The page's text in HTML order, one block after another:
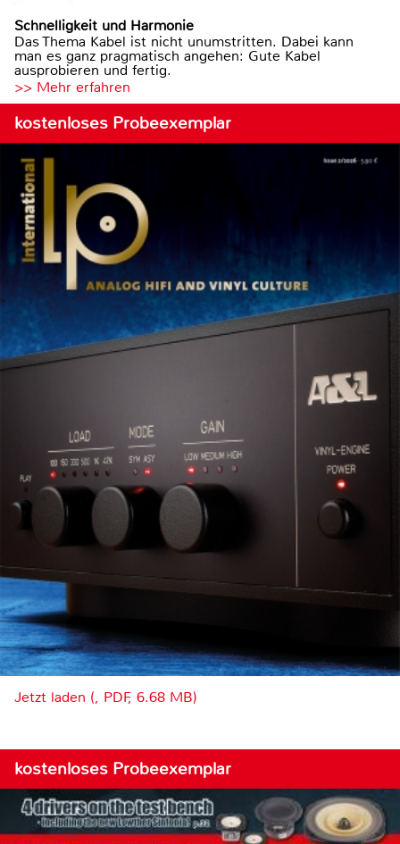
Schnelligkeit und Harmonie
Das Thema Kabel ist nicht unumstritten. Dabei kann
man es ganz pragmatisch angehen: Gute Kabel
ausprobieren und fertig.
>> Mehr erfahren
kostenloses Probeexemplar
Jetzt laden (, PDF, 6.68 MB)
kostenloses Probeexemplar